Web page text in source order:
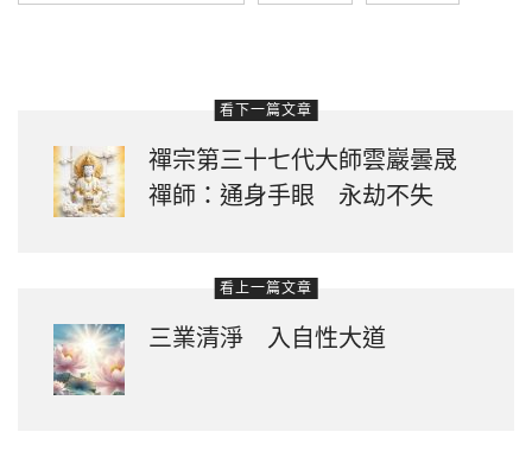
看下一篇文章
禪宗第三十七代大師雲巖曇晟
禪師：通身手眼 永劫不失
看上一篇文章
三業清淨 入自性大道